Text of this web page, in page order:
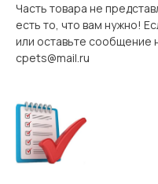
Часть товара не
есть то, что вам нужно!
или оставьте сообщение
cpets@mail.ru